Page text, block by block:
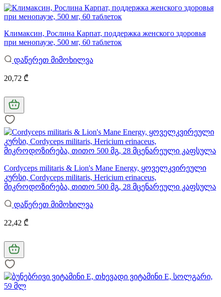
Климаксин, Рослина Карпат, поддержка женского здоровья
при менопаузе, 500 мг, 60 таблеток
დაწერეთ მიმოხილვა
20,72 ₾
Cordyceps militaris & Lion's Mane Energy, ყოველკვირეული
კურსი, Cordyceps militaris, Hericium erinaceus,
მიკროდოზირება, თითო 500 მგ, 28 მცენარეული კაფსულა
დაწერეთ მიმოხილვა
22,42 ₾